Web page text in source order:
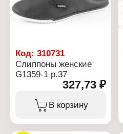
Код: 310731
Слиппоны женские
G1359-1 р.37
327,73 ₽
В корзину